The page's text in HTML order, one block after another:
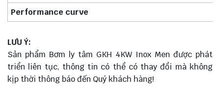
Performance curve
LƯU Ý:
Sản phẩm Bơm ly tâm GKH 4KW Inox Men được phát
triển liên tục, thông tin có thể có thay đổi mà không
kịp thời thông báo đến Quý khách hàng!